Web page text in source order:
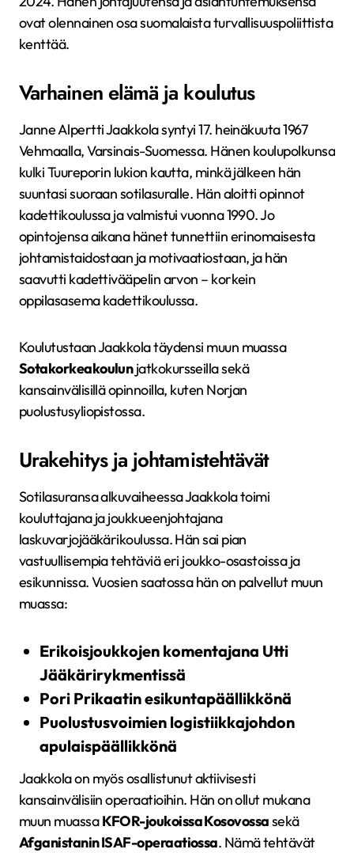
ovat olennainen osa suomalaista turvallisuuspoliittista
kenttää.
Varhainen elämä ja koulutus
Janne Alpertti Jaakkola syntyi 17. heinäkuuta 1967
Vehmaalla, Varsinais-Suomessa. Hänen koulupolkunsa
kulki Tuureporin lukion kautta, minkä jälkeen hän
suuntasi suoraan sotilasuralle. Hän aloitti opinnot
kadettikoulussa ja valmistui vuonna 1990. Jo
opintojensa aikana hänet tunnettiin erinomaisesta
johtamistaidostaan ja motivaatiostaan, ja hän
saavutti kadettivääpelin arvon – korkein
oppilasasema kadettikoulussa.
Koulutustaan Jaakkola täydensi muun muassa
Sotakorkeakoulunjatkokursseilla sekä
kansainvälisillä opinnoilla, kuten Norjan
puolustusyliopistossa.
Urakehitys ja johtamistehtävät
Sotilasuransa alkuvaiheessa Jaakkola toimi
kouluttajana ja joukkueenjohtajana
laskuvarjojääkärikoulussa. Hän sai pian
vastuullisempia tehtäviä eri joukko-osastoissa ja
esikunnissa. Vuosien saatossa hän on palvellut muun
muassa:
Erikoisjoukkojen komentajana Utti
Jääkärirykmentissä
Pori Prikaatin esikuntapäällikkönä
Puolustusvoimien logistiikkajohdon
apulaispäällikkönä
Jaakkola on myös osallistunut aktiivisesti
kansainvälisiin operaatioihin. Hän on ollut mukana
muun muassaKFOR-joukoissa Kosovossasekä
Afganistanin ISAF-operaatiossa. Nämä tehtävät